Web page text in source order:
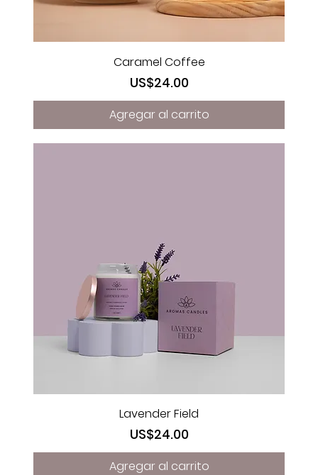
Caramel Coffee
Precio
US$24.00
Agregar al carrito
Lavender Field
Precio
US$24.00
Agregar al carrito